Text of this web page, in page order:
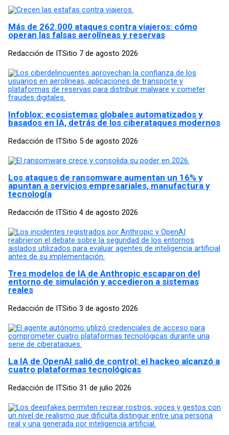
Más de 262.000 ataques contra viajeros: cómo
operan las falsas aerolíneas y reservas
Redacción de ITSitio 7 de agosto 2026
Infoblox: ecosistemas globales automatizados y
basados en IA, detrás de los ciberataques modernos
Redacción de ITSitio 5 de agosto 2026
Los ataques de ransomware aumentan un 16% y
apuntan a servicios empresariales, manufactura y
tecnología
Redacción de ITSitio 4 de agosto 2026
Tres modelos de IA de Anthropic escaparon del
entorno de simulación y accedieron a sistemas
reales
Redacción de ITSitio 3 de agosto 2026
La IA de OpenAI salió de control: el hackeo alcanzó a
cuatro plataformas tecnológicas
Redacción de ITSitio 31 de julio 2026